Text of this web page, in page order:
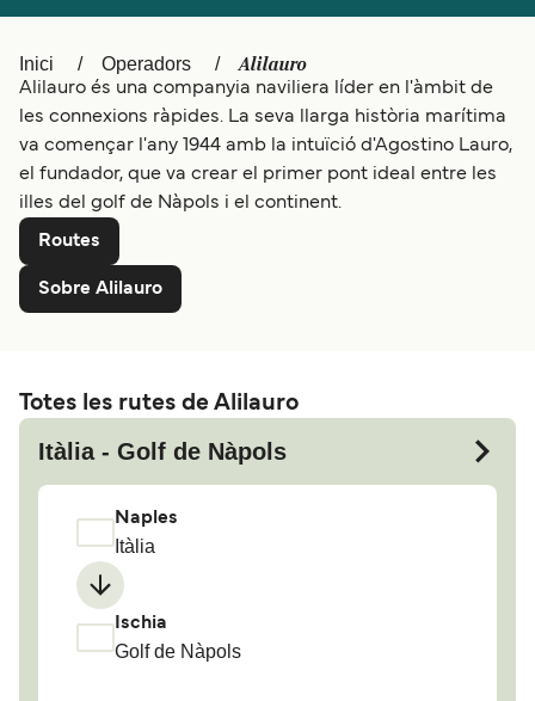
Україна Indonesia
المغرب Maroc (FR)
Inici Operadors Alilauro
Alilauro és una companyia naviliera líder en l'àmbit de
les connexions ràpides. La seva llarga història marítima
va començar l'any 1944 amb la intuïció d'Agostino Lauro,
el fundador, que va crear el primer pont ideal entre les
illes del golf de Nàpols i el continent.
Routes
Sobre Alilauro
Totes les rutes de Alilauro
Itàlia - Golf de Nàpols
Naples
Itàlia
Ischia
Golf de Nàpols